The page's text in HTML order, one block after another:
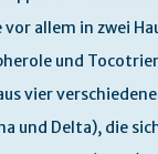
allem in zwei
und
vier
und Delta), die